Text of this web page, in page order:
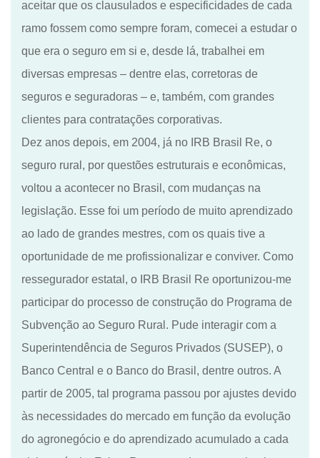
aceitar que os clausulados e especificidades de cada
ramo fossem como sempre foram, comecei a estudar o
que era o seguro em si e, desde lá, trabalhei em
diversas empresas – dentre elas, corretoras de
seguros e seguradoras – e, também, com grandes
clientes para contratações corporativas.
Dez anos depois, em 2004, já no IRB Brasil Re, o
seguro rural, por questões estruturais e econômicas,
voltou a acontecer no Brasil, com mudanças na
legislação. Esse foi um período de muito aprendizado
ao lado de grandes mestres, com os quais tive a
oportunidade de me profissionalizar e conviver. Como
ressegurador estatal, o IRB Brasil Re oportunizou-me
participar do processo de construção do Programa de
Subvenção ao Seguro Rural. Pude interagir com a
Superintendência de Seguros Privados (SUSEP), o
Banco Central e o Banco do Brasil, dentre outros. A
partir de 2005, tal programa passou por ajustes devido
às necessidades do mercado em função da evolução
do agronegócio e do aprendizado acumulado a cada